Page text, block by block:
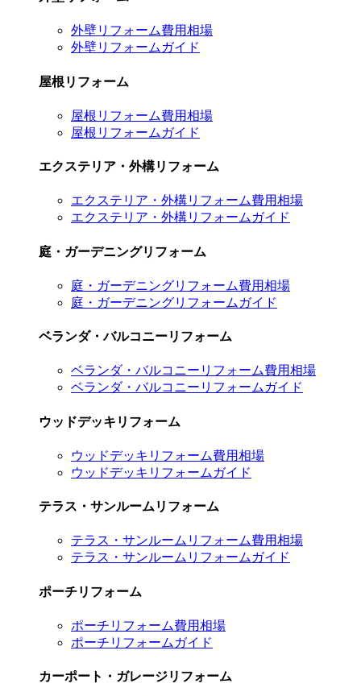
外壁リフォーム費用相場
外壁リフォームガイド
屋根リフォーム
屋根リフォーム費用相場
屋根リフォームガイド
エクステリア・外構リフォーム
エクステリア・外構リフォーム費用相場
エクステリア・外構リフォームガイド
庭・ガーデニングリフォーム
庭・ガーデニングリフォーム費用相場
庭・ガーデニングリフォームガイド
ベランダ・バルコニーリフォーム
ベランダ・バルコニーリフォーム費用相場
ベランダ・バルコニーリフォームガイド
ウッドデッキリフォーム
ウッドデッキリフォーム費用相場
ウッドデッキリフォームガイド
テラス・サンルームリフォーム
テラス・サンルームリフォーム費用相場
テラス・サンルームリフォームガイド
ポーチリフォーム
ポーチリフォーム費用相場
ポーチリフォームガイド
カーポート・ガレージリフォーム